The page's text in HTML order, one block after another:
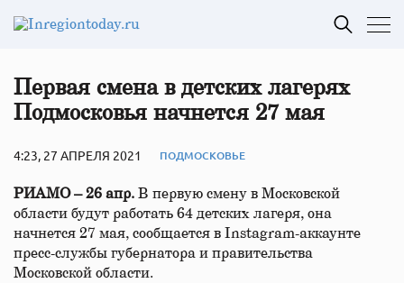
Первая смена в детских лагерях
Подмосковья начнется 27 мая
4:23, 27 АПРЕЛЯ 2021 ПОДМОСКОВЬЕ
РИАМО – 26 апр. В первую смену в Московской
области будут работать 64 детских лагеря, она
начнется 27 мая, сообщается в Instagram-аккаунте
пресс-службы губернатора и правительства
Московской области.